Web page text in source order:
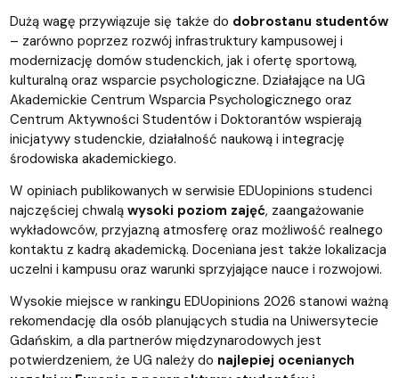
Dużą wagę przywiązuje się także do dobrostanu studentów
– zarówno poprzez rozwój infrastruktury kampusowej i
modernizację domów studenckich, jak i ofertę sportową,
kulturalną oraz wsparcie psychologiczne. Działające na UG
Akademickie Centrum Wsparcia Psychologicznego oraz
Centrum Aktywności Studentów i Doktorantów wspierają
inicjatywy studenckie, działalność naukową i integrację
środowiska akademickiego.
W opiniach publikowanych w serwisie EDUopinions studenci
najczęściej chwalą wysoki poziom zajęć, zaangażowanie
wykładowców, przyjazną atmosferę oraz możliwość realnego
kontaktu z kadrą akademicką. Doceniana jest także lokalizacja
uczelni i kampusu oraz warunki sprzyjające nauce i rozwojowi.
Wysokie miejsce w rankingu EDUopinions 2026 stanowi ważną
rekomendację dla osób planujących studia na Uniwersytecie
Gdańskim, a dla partnerów międzynarodowych jest
potwierdzeniem, że UG należy do najlepiej ocenianych